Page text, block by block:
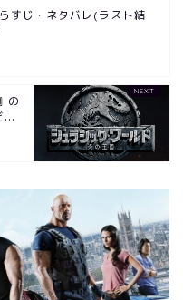
すじ・ネタバレ(ラスト結
の
...